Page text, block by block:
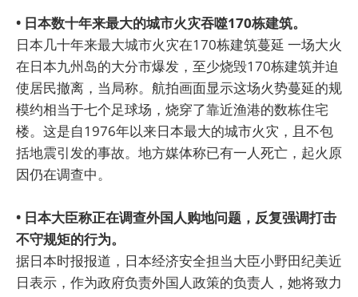
• 日本数十年来最大的城市火灾吞噬170栋建筑。
日本几十年来最大城市火灾在170栋建筑蔓延 一场大火
在日本九州岛的大分市爆发，至少烧毁170栋建筑并迫
使居民撤离，当局称。航拍画面显示这场火势蔓延的规
模约相当于七个足球场，烧穿了靠近渔港的数栋住宅
楼。这是自1976年以来日本最大的城市火灾，且不包
括地震引发的事故。地方媒体称已有一人死亡，起火原
因仍在调查中。
• 日本大臣称正在调查外国人购地问题，反复强调打击
不守规矩的行为。
据日本时报报道，日本经济安全担当大臣小野田纪美近
日表示，作为政府负责外国人政策的负责人，她将致力